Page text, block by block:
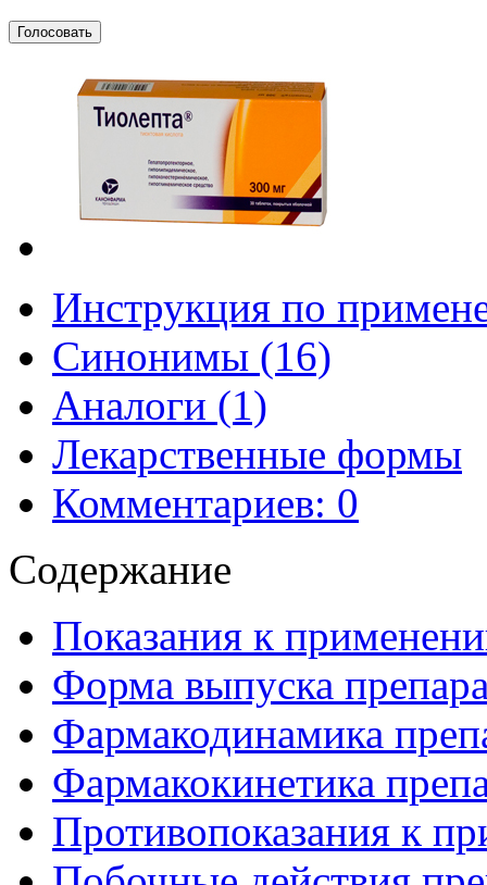
Инструкция по
Синонимы (16)
Аналоги (1)
Лекарственные формы
Комментариев: 0
Содержание
Показания к
Форма выпуска
Фармакодинамика
Фармакокинетика
Противопоказания к